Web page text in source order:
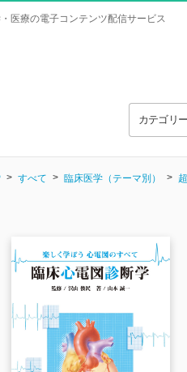
・医療の電子コンテンツ配信サービス
カテゴリー
すべて 臨床医学（テーマ別）